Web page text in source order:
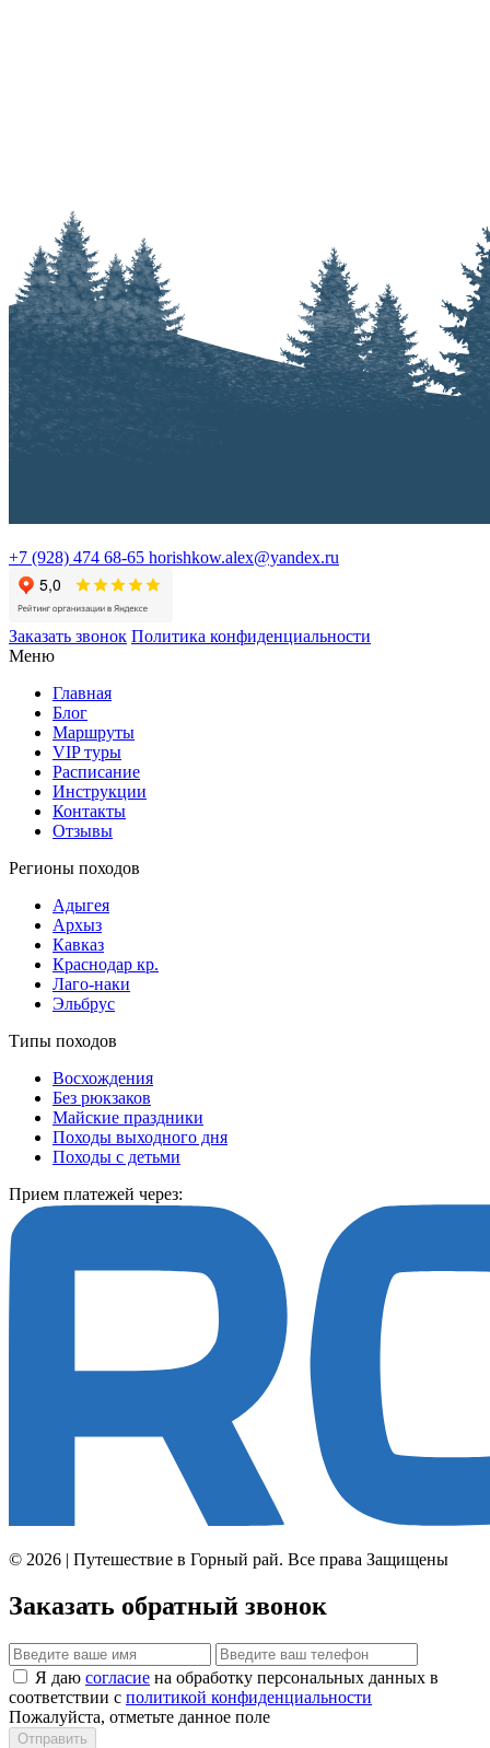
+7 (928) 474 68-65 horishkow.alex@yandex.ru
Заказать звонок Политика конфиденциальности
Меню
Главная
Блог
Маршруты
VIP туры
Расписание
Инструкции
Контакты
Отзывы
Регионы походов
Адыгея
Архыз
Кавказ
Краснодар кр.
Лаго-наки
Эльбрус
Типы походов
Восхождения
Без рюкзаков
Майские праздники
Походы выходного дня
Походы с детьми
Прием платежей через:
© 2026 | Путешествие в Горный рай. Все права Защищены
Заказать обратный звонок
Я даю согласие на обработку персональных данных в
соответствии с политикой конфиденциальности
Пожалуйста, отметьте данное поле
Отправить